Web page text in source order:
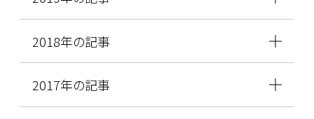
2018年の記事
2017年の記事